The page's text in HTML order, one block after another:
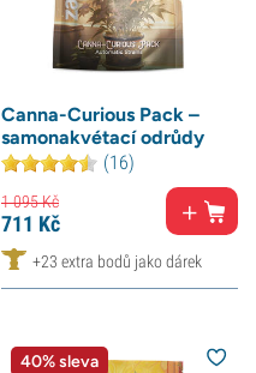
Canna-Curious Pack –
samonakvétací odrůdy
(16)
1 095Kč
711 Kč
+23 extra bodů jako dárek
40% sleva